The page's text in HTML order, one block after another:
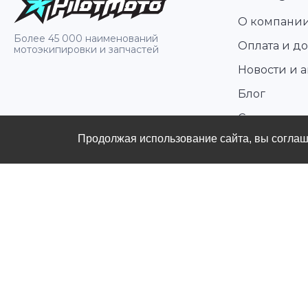
Более 45 000 наименований
мотоэкипировки и запчастей
О
Оплата и
Новости и
Блог
Стать
Контакты
Продолжая использование сайта, вы